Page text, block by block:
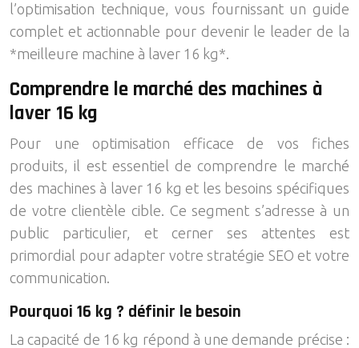
l’optimisation technique, vous fournissant un guide
complet et actionnable pour devenir le leader de la
*meilleure machine à laver 16 kg*.
Comprendre le marché des machines à
laver 16 kg
Pour une optimisation efficace de vos fiches
produits, il est essentiel de comprendre le marché
des machines à laver 16 kg et les besoins spécifiques
de votre clientèle cible. Ce segment s’adresse à un
public particulier, et cerner ses attentes est
primordial pour adapter votre stratégie SEO et votre
communication.
Pourquoi 16 kg ? définir le besoin
La capacité de 16 kg répond à une demande précise :